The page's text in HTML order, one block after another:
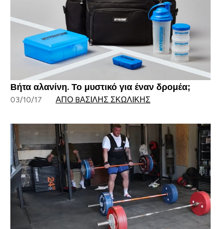
Βήτα αλανίνη. Το μυστικό για έναν δρομέα;
03/10/17 ΑΠΌ BΑΣΊΛΗΣ ΣΚΩΛΊΚΗΣ